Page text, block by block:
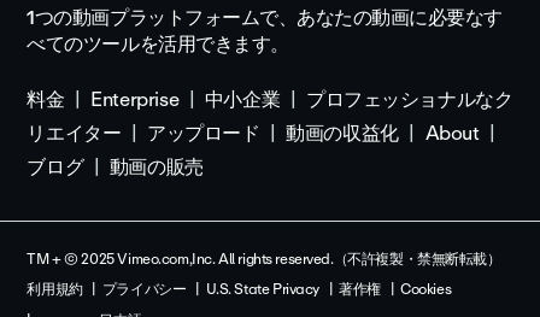
1つの動画プラットフォームで、あなたの動画に必要なす
べてのツールを活用できます。
料金
Enterprise 中小企業
プロフェッショナルなク
リエイター
アップロード 動画の収益化
About
ブログ
動画の販売
TM + © 2025 Vimeo.com,Inc. All rights reserved.（不許複製・禁無断転載）
利用規約
プライバシー U.S. State Privacy 著作権
Cookies